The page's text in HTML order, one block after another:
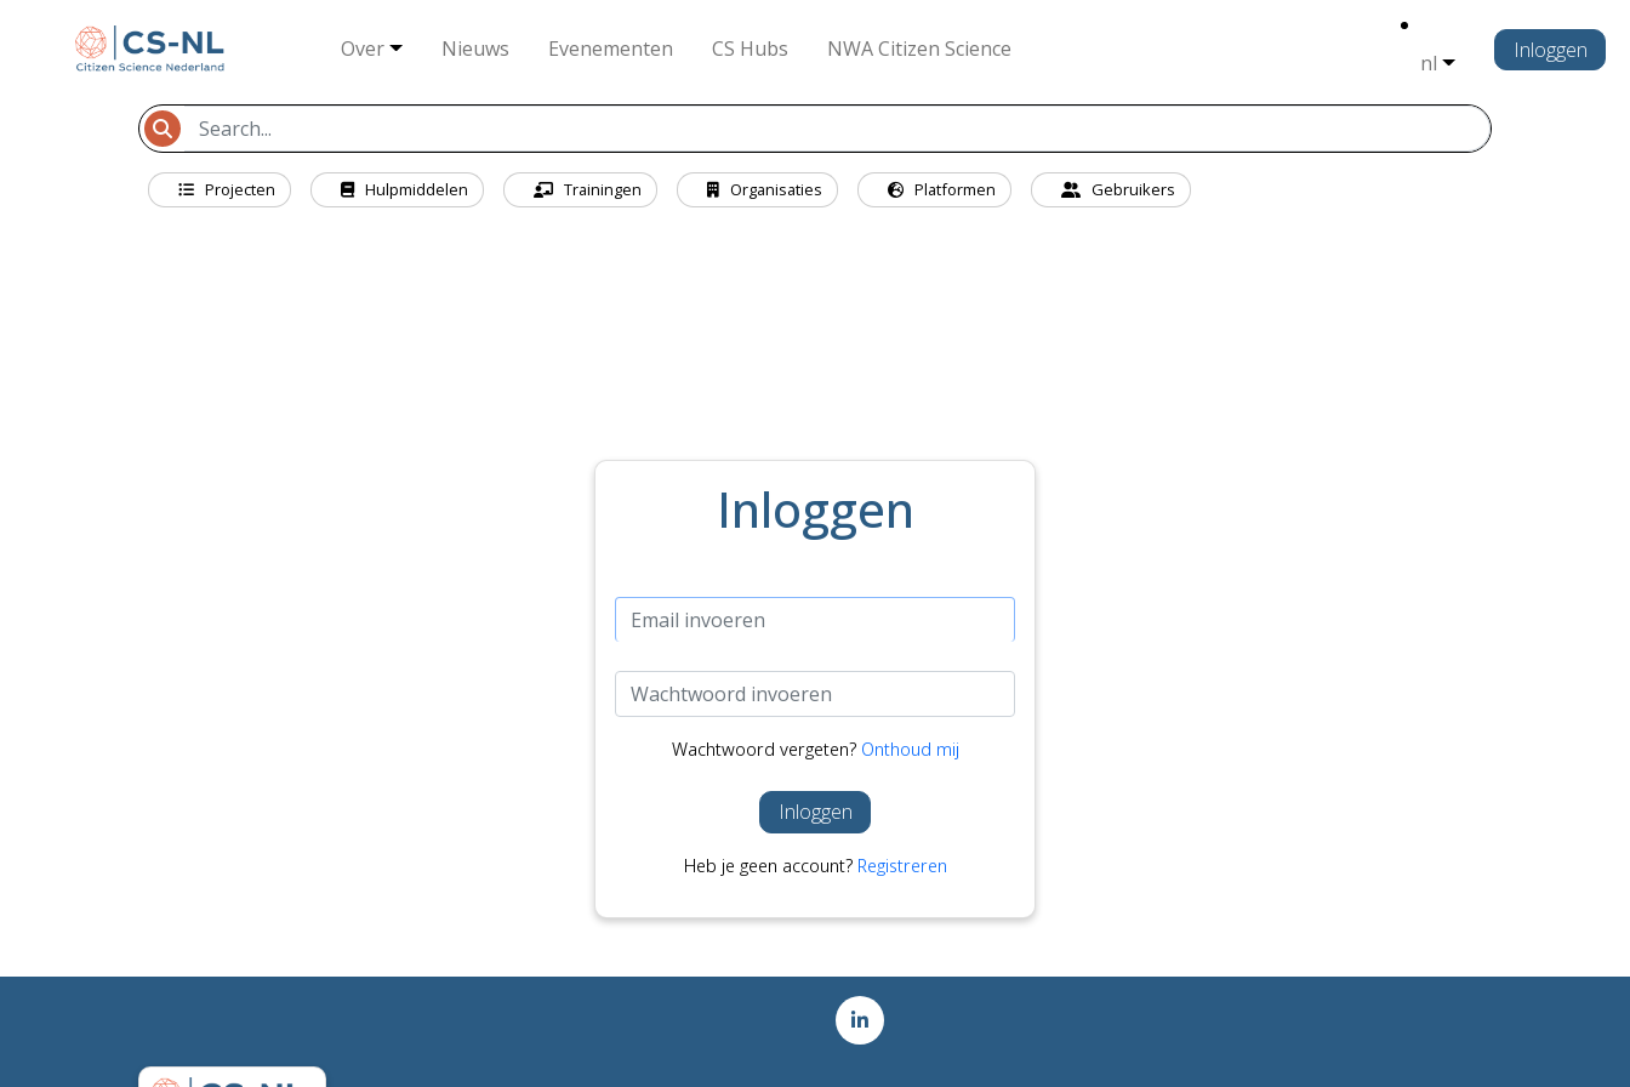
Over Nieuws Evenementen CS Hubs NWA Citizen Science
nl Inloggen
Projecten Hulpmiddelen Trainingen Organisaties Platformen Gebruikers
Inloggen
Wachtwoord vergeten? Onthoud mij
Inloggen
Heb je geen account? Registreren